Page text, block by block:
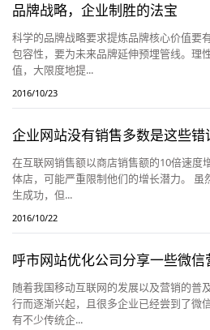
品牌战略，企业制胜的法宝
科学的品牌战略要求提炼品牌核心价值要
包容性，要为未来品牌延伸预埋管线。理
值，大限度地提...
2016/10/23
企业网站没有销售多数是这些错
在互联网销售额以商店销售额的10倍速度
体店，可能严重限制他们的增长潜力。 虽
生成功，但...
2016/10/22
呼市网站优化公司分享一些微信
随着我国移动互联网的发展以及营销的普
行而逐渐兴起，且很多企业已经尝到了微
有不少传统企...